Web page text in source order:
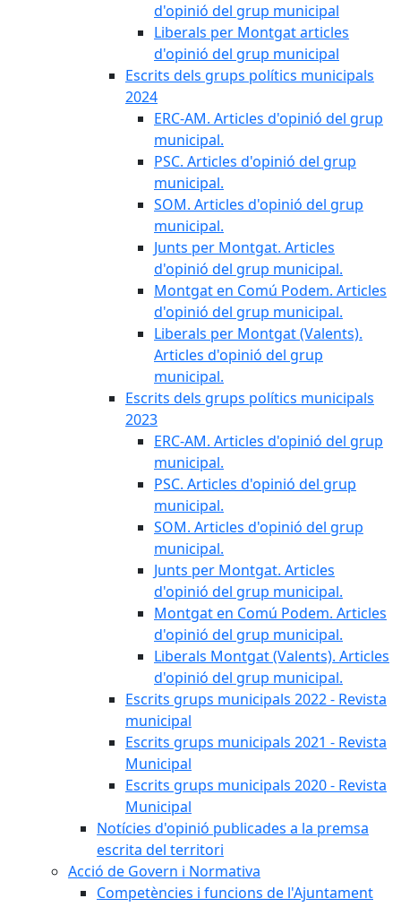
d'opinió del grup municipal
Liberals per Montgat articles
d'opinió del grup municipal
Escrits dels grups polítics municipals
2024
ERC-AM. Articles d'opinió del grup
municipal.
PSC. Articles d'opinió del grup
municipal.
SOM. Articles d'opinió del grup
municipal.
Junts per Montgat. Articles
d'opinió del grup municipal.
Montgat en Comú Podem. Articles
d'opinió del grup municipal.
Liberals per Montgat (Valents).
Articles d'opinió del grup
municipal.
Escrits dels grups polítics municipals
2023
ERC-AM. Articles d'opinió del grup
municipal.
PSC. Articles d'opinió del grup
municipal.
SOM. Articles d'opinió del grup
municipal.
Junts per Montgat. Articles
d'opinió del grup municipal.
Montgat en Comú Podem. Articles
d'opinió del grup municipal.
Liberals Montgat (Valents). Articles
d'opinió del grup municipal.
Escrits grups municipals 2022 - Revista
municipal
Escrits grups municipals 2021 - Revista
Municipal
Escrits grups municipals 2020 - Revista
Municipal
Notícies d'opinió publicades a la premsa
escrita del territori
Acció de Govern i Normativa
Competències i funcions de l'Ajuntament